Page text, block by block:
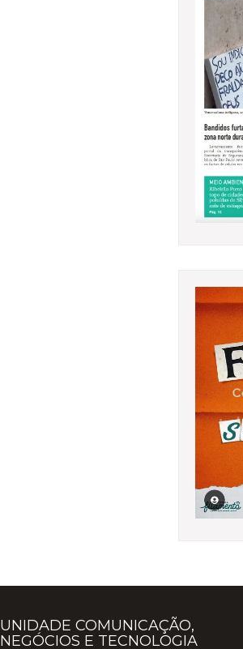
UNIDADE COMUNICAÇÃO,
NEGÓCIOS E TECNOLOGIA